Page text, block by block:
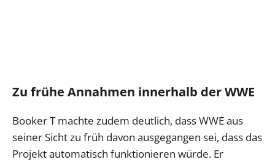
Zu frühe Annahmen innerhalb der WWE
Booker T machte zudem deutlich, dass WWE aus
seiner Sicht zu früh davon ausgegangen sei, dass das
Projekt automatisch funktionieren würde. Er